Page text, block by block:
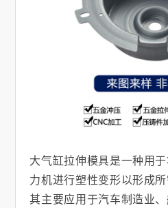
大气缸拉伸模具是一种用
力机进行塑性变形以形成所
其主要应用于汽车制造业